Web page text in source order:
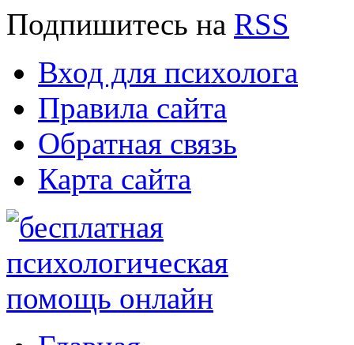
Подпишитесь на RSS
Вход для психолога
Правила сайта
Обратная связь
Карта сайта